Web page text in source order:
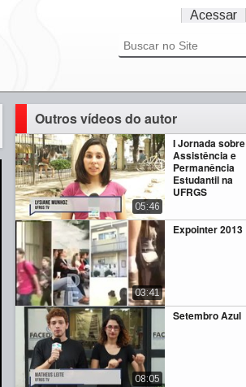
Acessar
Outros vídeos do autor
I Jornada sobre
Assistência e
Permanência
Estudantil na
UFRGS
05:46
Expointer 2013
03:41
Setembro Azul
08:05